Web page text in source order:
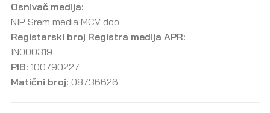
Osnivač medija:
NIP Srem media MCV doo
Registarski broj Registra medija APR:
IN000319
PIB: 100790227
Matični broj: 08736626